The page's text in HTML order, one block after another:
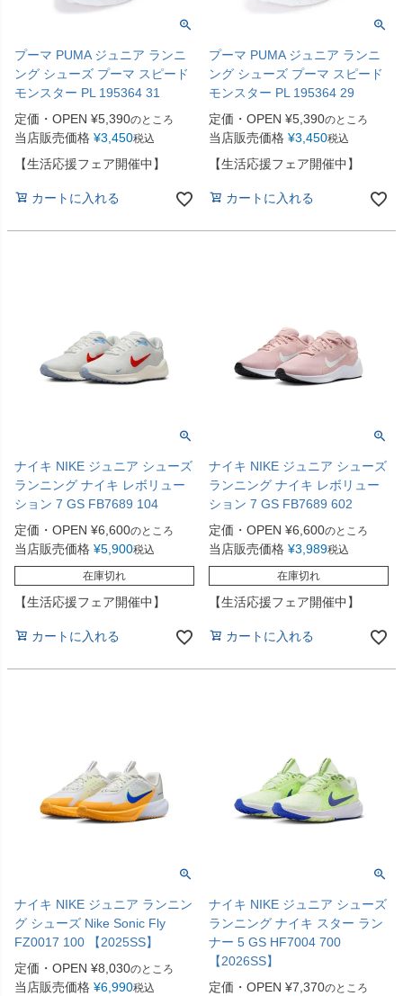
プーマ PUMA ジュニア ランニ
ング シューズ プーマ スピード
モンスター PL 195364 31
定価・OPEN ¥5,390のところ
当店販売価格 ¥3,450税込
【生活応援フェア開催中】
カートに入れる
プーマ PUMA ジュニア ランニ
ング シューズ プーマ スピード
モンスター PL 195364 29
定価・OPEN ¥5,390のところ
当店販売価格 ¥3,450税込
【生活応援フェア開催中】
カートに入れる
ナイキ NIKE ジュニア シューズ
ランニング ナイキ レボリュー
ション 7 GS FB7689 104
定価・OPEN ¥6,600のところ
当店販売価格 ¥5,900税込
在庫切れ
【生活応援フェア開催中】
カートに入れる
ナイキ NIKE ジュニア シューズ
ランニング ナイキ レボリュー
ション 7 GS FB7689 602
定価・OPEN ¥6,600のところ
当店販売価格 ¥3,989税込
在庫切れ
【生活応援フェア開催中】
カートに入れる
ナイキ NIKE ジュニア ランニン
グ シューズ Nike Sonic Fly
FZ0017 100 【2025SS】
定価・OPEN ¥8,030のところ
当店販売価格 ¥6,990税込
ナイキ NIKE ジュニア シューズ
ランニング ナイキ スター ラン
ナー 5 GS HF7004 700
【2026SS】
定価・OPEN ¥7,370のところ